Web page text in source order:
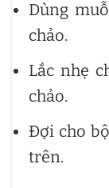
Dùng
chảo.
Lắc nhẹ
chảo.
Đợi cho
trên.